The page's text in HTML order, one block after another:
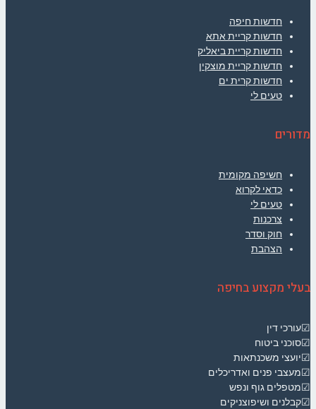
חדשות חיפה
חדשות קריית אתא
חדשות קריית ביאליק
חדשות קריית מוצקין
חדשות קרית ים
טעים לי
מדורים
חשיפה מקומית
כדאי לקרוא
טעים לי
צרכנות
חוק וסדר
הצהבת
בעלי מקצוע בחיפה
☑עורכי דין
☑סוכני ביטוח
☑יועצי משכנתאות
☑מעצבי פנים ואדריכלים
☑מטפלים גוף ונפש
☑קבלנים ושיפוצניקים